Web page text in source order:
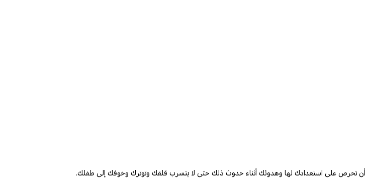
أن تحرص على استعدادك لها وهدوئك أثناء حدوث ذلك حتى لا يتسرب قلقك وتوترك وخوفك إلى طفلك.